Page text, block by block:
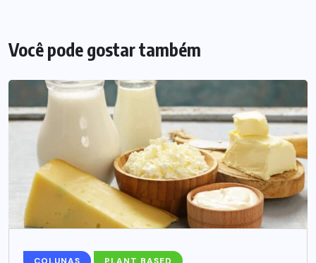
Você pode gostar também
COLUNAS PLANT BASED